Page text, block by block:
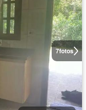
7fotos